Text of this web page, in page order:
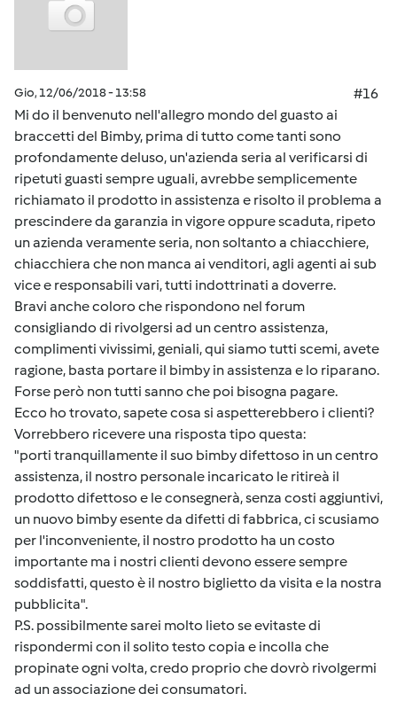
Gio, 12/06/2018 - 13:58
#16
Mi do il benvenuto nell'allegro mondo del guasto ai
braccetti del Bimby, prima di tutto come tanti sono
profondamente deluso, un'azienda seria al verificarsi di
ripetuti guasti sempre uguali, avrebbe semplicemente
richiamato il prodotto in assistenza e risolto il problema a
prescindere da garanzia in vigore oppure scaduta, ripeto
un azienda veramente seria, non soltanto a chiacchiere,
chiacchiera che non manca ai venditori, agli agenti ai sub
vice e responsabili vari, tutti indottrinati a doverre.
Bravi anche coloro che rispondono nel forum
consigliando di rivolgersi ad un centro assistenza,
complimenti vivissimi, geniali, qui siamo tutti scemi, avete
ragione, basta portare il bimby in assistenza e lo riparano.
Forse però non tutti sanno che poi bisogna pagare.
Ecco ho trovato, sapete cosa si aspetterebbero i clienti?
Vorrebbero ricevere una risposta tipo questa:
"porti tranquillamente il suo bimby difettoso in un centro
assistenza, il nostro personale incaricato le ritireà il
prodotto difettoso e le consegnerà, senza costi aggiuntivi,
un nuovo bimby esente da difetti di fabbrica, ci scusiamo
per l'inconveniente, il nostro prodotto ha un costo
importante ma i nostri clienti devono essere sempre
soddisfatti, questo è il nostro biglietto da visita e la nostra
pubblicita".
P.S. possibilmente sarei molto lieto se evitaste di
rispondermi con il solito testo copia e incolla che
propinate ogni volta, credo proprio che dovrò rivolgermi
ad un associazione dei consumatori.